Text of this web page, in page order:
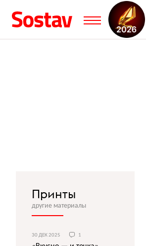
Принты
другие материалы
30 ДЕК 2025 1